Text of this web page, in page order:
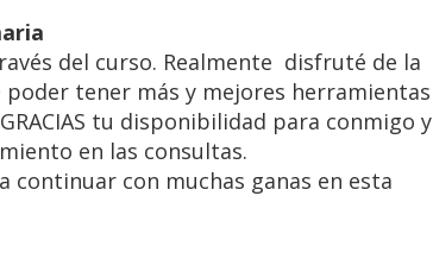
del curso. Realmente disfruté de la
tener más y mejores herramientas
tu disponibilidad para conmigo y
en las consultas.
continuar con muchas ganas en esta